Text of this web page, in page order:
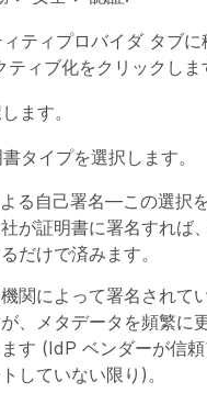
ティプロバイダ タブに
ティブ化をクリックしま
ます。
タイプを選択します。
る自己署名—この選択
が証明書に署名すれば
だけで済みます。
関によって署名されて
、メタデータを頻繁に
す (IdP ベンダーが信
していない限り)。